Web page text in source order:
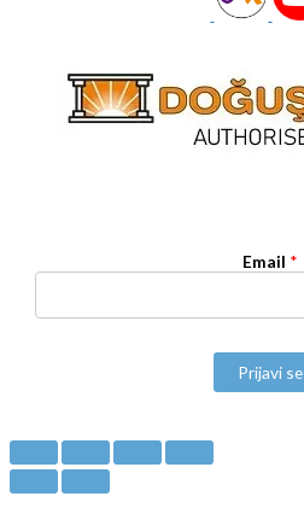
Email *
Prijavi se